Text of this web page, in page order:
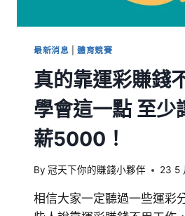
最新消息 |體育競賽
真的靠運彩賺錢
學會這一點 至少
薪5000！
By 冠天下你的賺錢小夥伴 23 5
相信大家一定聽過一些運彩